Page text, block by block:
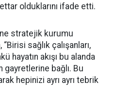
olduklarını ifade etti.
stratejik kurumu
sağlık çalışanları,
hayatın akışı bu alanda
gayretlerine bağlı. Bu
hepinizi ayrı ayrı tebrik